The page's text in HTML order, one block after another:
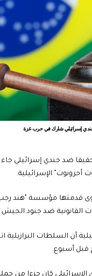
إسرائيلي شارك في حرب غزة
ضد جندي إسرائيلي
الإسرائيلية.
قدمتها مؤسسة "هند
القانونية ضد جنود
أن السلطات
قبل أسبوع.